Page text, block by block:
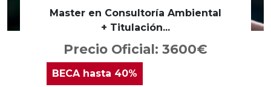
Master en Consultoría Ambiental
+ Titulación...
Precio Oficial: 3600€
BECA hasta 40%